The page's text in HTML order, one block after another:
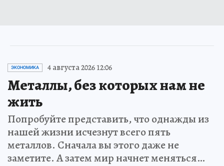
ЭКОНОМИКА 4 августа 2026 12:06
Металлы, без которых нам не
жить
Попробуйте представить, что однажды из
нашей жизни исчезнут всего пять
металлов. Сначала вы этого даже не
заметите. А затем мир начнет меняться…